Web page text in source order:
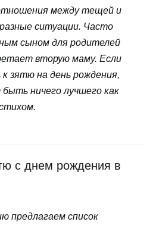
между тещей и
ситуации. Часто
сыном для родителей
вторую маму. Если
зятю на день рождения,
ничего лучшего как
с днем рождения в
предлагаем список